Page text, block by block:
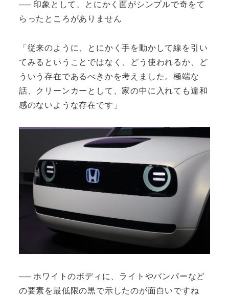
── 印象として、とにかく面がシンプルで奇をて
らったところがありません
「従来のように、とにかく手を動かして線を引い
てみるということではなく、どう使われるか、ど
ういう存在であるべきかを考えました。極端な
話、クリーンカーとして、家の中に入れても違和
感のないような存在です」
── ホワイトのボディに、ライトやバンパーなど
の要素を最低限の黒で示したのが面白いですね